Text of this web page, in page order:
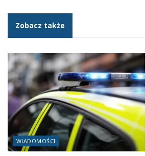
Zobacz także
WIADOMOŚCI